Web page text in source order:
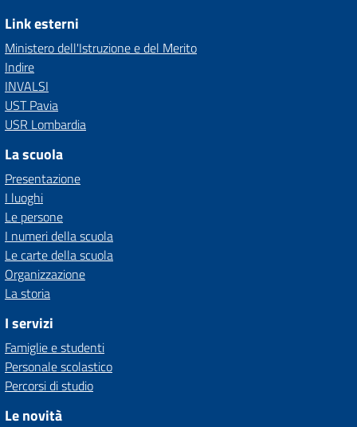
Link esterni
Ministero dell'Istruzione e del Merito
Indire
INVALSI
UST Pavia
USR Lombardia
La scuola
Presentazione
I luoghi
Le persone
I numeri della scuola
Le carte della scuola
Organizzazione
La storia
I servizi
Famiglie e studenti
Personale scolastico
Percorsi di studio
Le novità